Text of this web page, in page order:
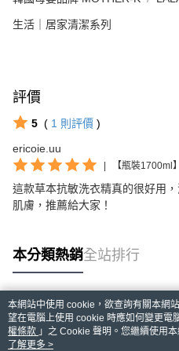
生活｜居家清潔系列
評價
5 ( 1 則評價 )
ericoie.uu
| 【瓶裝1700ml
這款草本抗敏洗衣精真的很好用
肌膚，推薦給大家！
本分類熱銷全站排行
熱門標籤
本網站中使用 cookie，欲查詢有關本網
望在電腦上使用 cookie 時應如何變更電
權條款 」之 Cookie 聲明。您繼續使用
用條款之 Cookie 聲明使用 cookie。
了解更多 >